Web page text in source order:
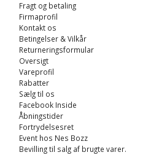
Fragt og betaling
Firmaprofil
Kontakt os
Betingelser & Vilkår
Returneringsformular
Oversigt
Vareprofil
Rabatter
Sælg til os
Facebook Inside
Åbningstider
Fortrydelsesret
Event hos Nes Bozz
Bevilling til salg af brugte varer.